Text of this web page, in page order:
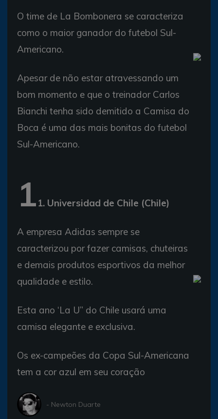
O time de La Bombonera se caracteriza
como o maior ganador do futebol Sul-
Americano.
Apesar de não estar atravessando um
bom momento e que o treinador Carlos
Bianchi tenha sido demitido a Camisa do
Boca é uma das mais bonitas do futebol
Sul-Americano.
1 1. Universidad de Chile (Chile)
A empresa Adidas sempre se
caracterizou por fazer camisas, chuteiras
e demais produtos esportivos da melhor
qualidade e estilo.
Esta ano ‘La U” do Chile usará uma
camisa elegante e exclusiva.
Os ex-campeões da Copa Sul-Americana
tem a cor azul em seu coração
- Newton Duarte